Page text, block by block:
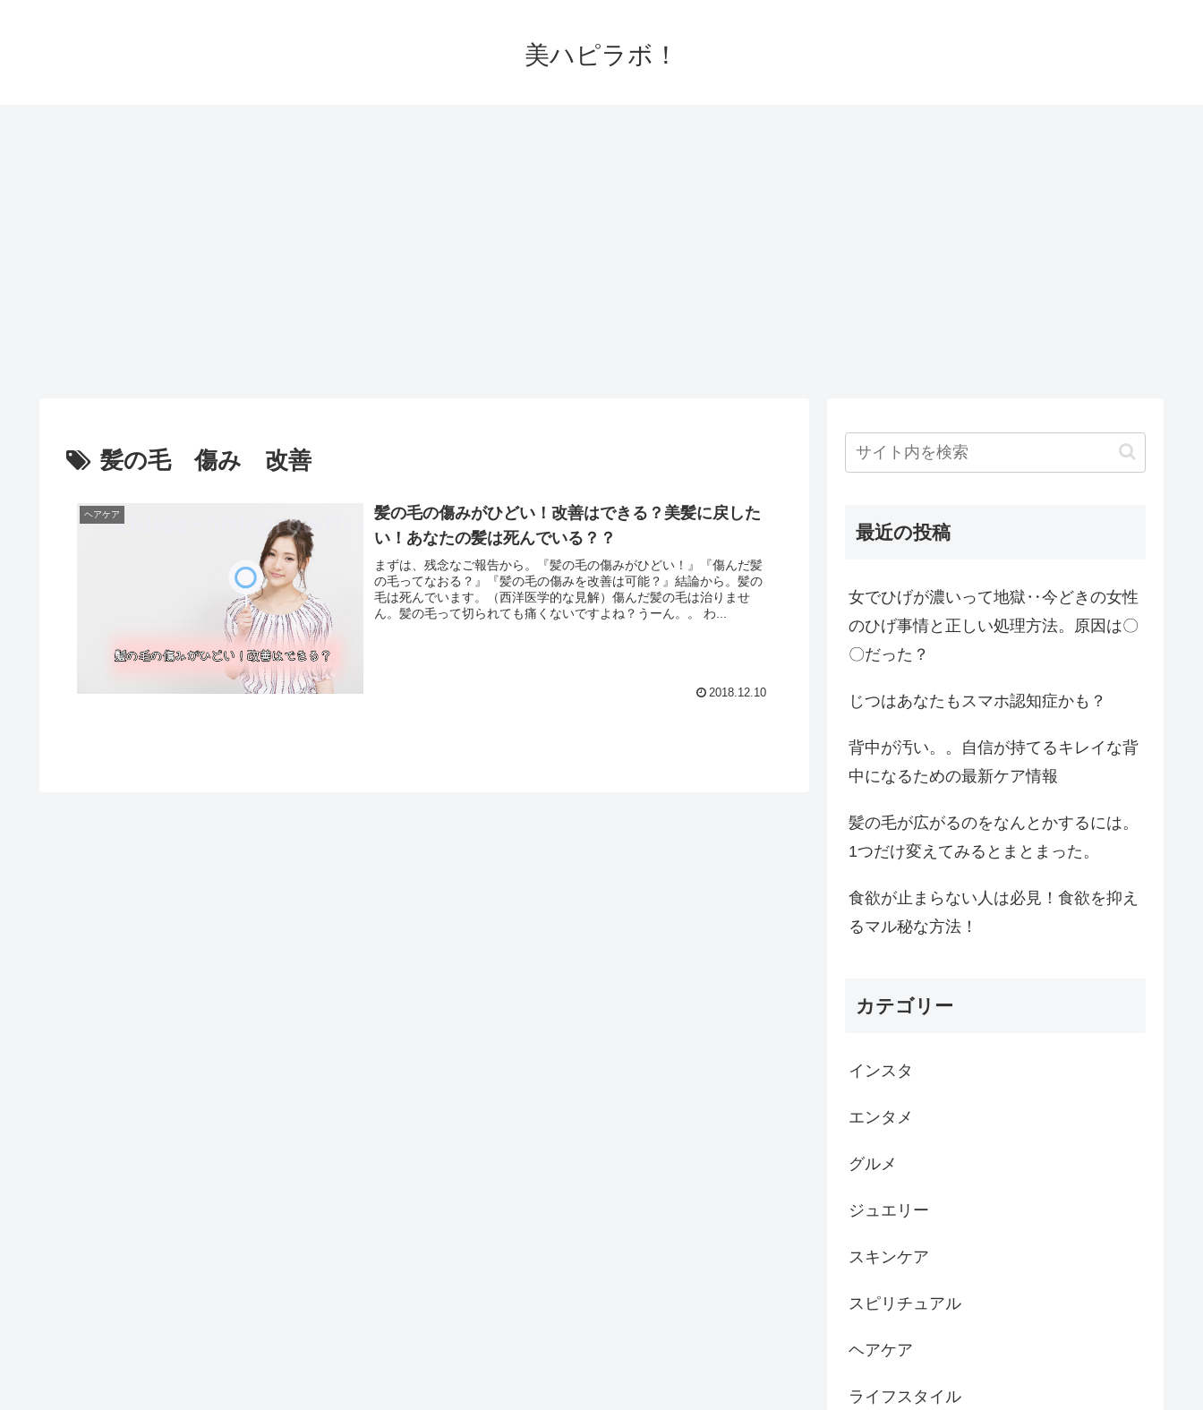
美ハピラボ！
髪の毛 傷み 改善
ヘアケア
髪の毛の傷みがひどい！改善はできる？美髪に戻した
い！あなたの髪は死んでいる？？
まずは、残念なご報告から。『髪の毛の傷みがひどい！』『傷んだ髪
の毛ってなおる？』『髪の毛の傷みを改善は可能？』結論から。髪の
毛は死んでいます。（西洋医学的な見解）傷んだ髪の毛は治りませ
ん。髪の毛って切られても痛くないですよね？うーん。。 わ...
2018.12.10
最近の投稿
女でひげが濃いって地獄‥今どきの女性
のひげ事情と正しい処理方法。原因は〇
〇だった？
じつはあなたもスマホ認知症かも？
背中が汚い。。自信が持てるキレイな背
中になるための最新ケア情報
髪の毛が広がるのをなんとかするには。
1つだけ変えてみるとまとまった。
食欲が止まらない人は必見！食欲を抑え
るマル秘な方法！
カテゴリー
インスタ
エンタメ
グルメ
ジュエリー
スキンケア
スピリチュアル
ヘアケア
ライフスタイル